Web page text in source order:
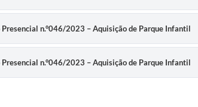
n.°046/2023 – Aquisição de Parque Infantil
n.°046/2023 – Aquisição de Parque Infantil